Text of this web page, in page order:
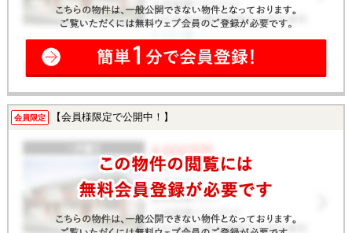
会員限定 【会員様限定で公開中！】